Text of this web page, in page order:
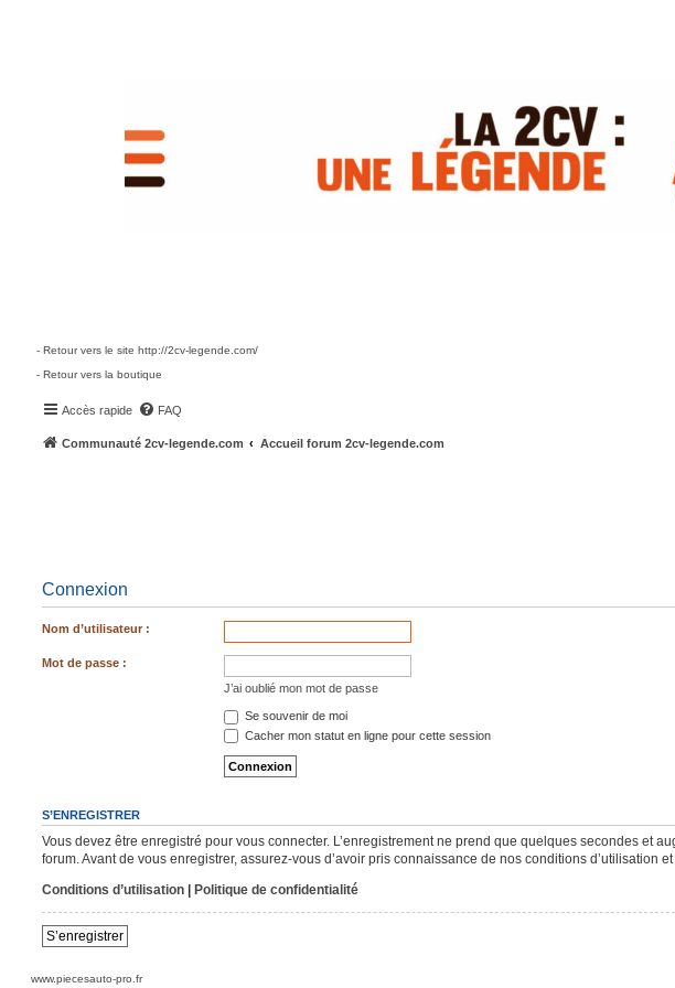
- Retour vers le site http://2cv-legende.com/
- Retour vers la boutique
Accès rapide FAQ
Communauté 2cv-legende.com Accueil forum 2cv-legende.com
Connexion
Nom d’utilisateur :
Mot de passe :
J’ai oublié mon mot de passe
Se souvenir de moi
Cacher mon statut en ligne pour cette session
S’ENREGISTRER
Vous devez être enregistré pour vous connecter. L’enregistrement ne prend que quelques secondes et
forum. Avant de vous enregistrer, assurez-vous d’avoir pris connaissance de nos conditions d’utilisation
Conditions d’utilisation| Politique de confidentialité
S’enregistrer
www.piecesauto-pro.fr